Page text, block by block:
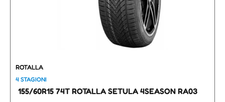
ROTALLA
4 STAGIONI
155/60R15 74T ROTALLA SETULA 4SEASON RA03